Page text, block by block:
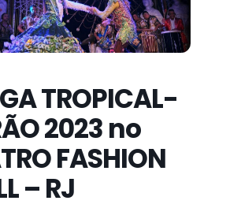
TROPICAL-
2023 no
FASHION
– RJ